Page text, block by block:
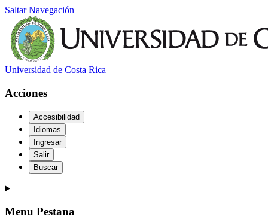
Saltar Navegación
Universidad de Costa Rica
Acciones
Accesibilidad
Idiomas
Ingresar
Salir
Buscar
Menu Pestana